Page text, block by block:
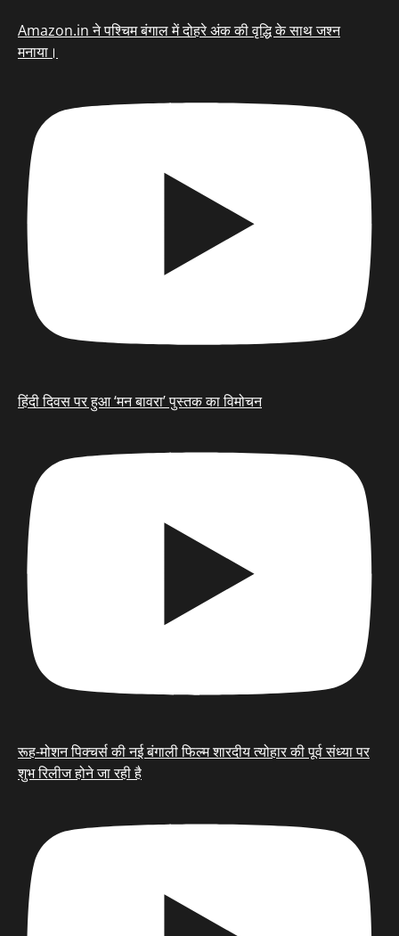
Amazon.in ने पश्चिम बंगाल में दोहरे अंक की वृद्धि के साथ जश्न
मनाया।
हिंदी दिवस पर हुआ ‘मन बावरा’ पुस्तक का विमोचन
रूह-मोशन पिक्चर्स की नई बंगाली फिल्म शारदीय त्योहार की पूर्व संध्या पर
शुभ रिलीज होने जा रही है